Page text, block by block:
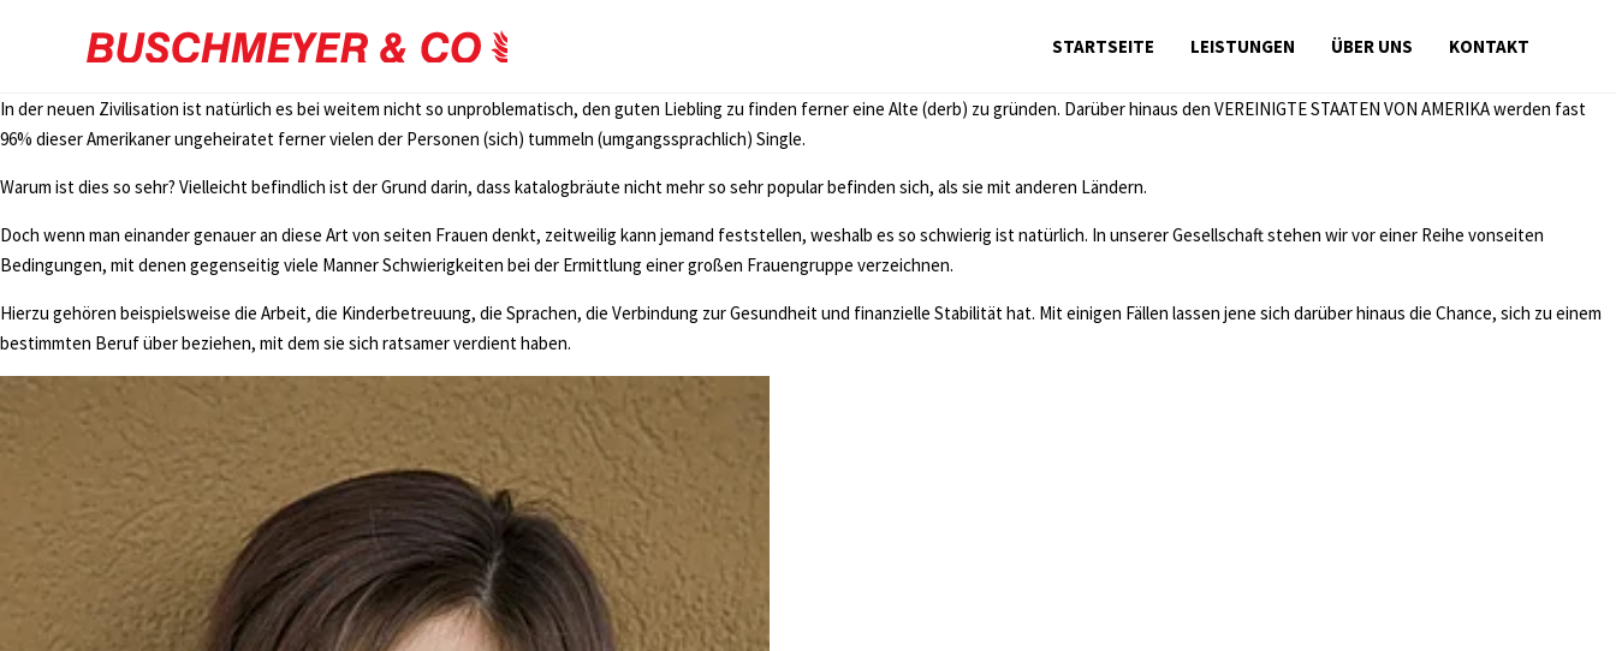
STARTSEITE LEISTUNGEN ÜBER UNS KONTAKT
In der neuen Zivilisation ist natürlich es bei weitem nicht so unproblematisch, den guten Liebling zu finden ferner eine Alte (derb) zu gründen. Darüber hinaus den VEREINIGTE STAATEN VON AMERIKA werden fast
96% dieser Amerikaner ungeheiratet ferner vielen der Personen (sich) tummeln (umgangssprachlich) Single.
Warum ist dies so sehr? Vielleicht befindlich ist der Grund darin, dass katalogbräute nicht mehr so sehr popular befinden sich, als sie mit anderen Ländern.
Doch wenn man einander genauer an diese Art von seiten Frauen denkt, zeitweilig kann jemand feststellen, weshalb es so schwierig ist natürlich. In unserer Gesellschaft stehen wir vor einer Reihe vonseiten
Bedingungen, mit denen gegenseitig viele Manner Schwierigkeiten bei der Ermittlung einer großen Frauengruppe verzeichnen.
Hierzu gehören beispielsweise die Arbeit, die Kinderbetreuung, die Sprachen, die Verbindung zur Gesundheit und finanzielle Stabilität hat. Mit einigen Fällen lassen jene sich darüber hinaus die Chance, sich zu einem
bestimmten Beruf über beziehen, mit dem sie sich ratsamer verdient haben.